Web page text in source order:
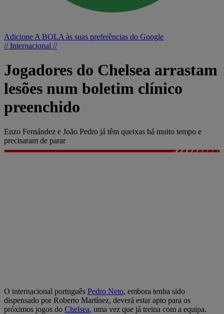
Adicione A BOLA às suas preferências do Google
// Internacional //
Jogadores do Chelsea arrastam
lesões num boletim clínico
preenchido
Enzo Fernández e João Pedro já têm queixas há muito tempo e
precisaram de parar
O internacional português Pedro Neto, embora tenha sido
dispensado por Roberto Martínez, deverá estar apto para os
próximos jogos do Chelsea, uma vez que já treina com a equipa.